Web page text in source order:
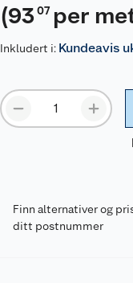
(9307 per
Inkludert i: Kundeavis
Finn alternativer og
ditt postnummer